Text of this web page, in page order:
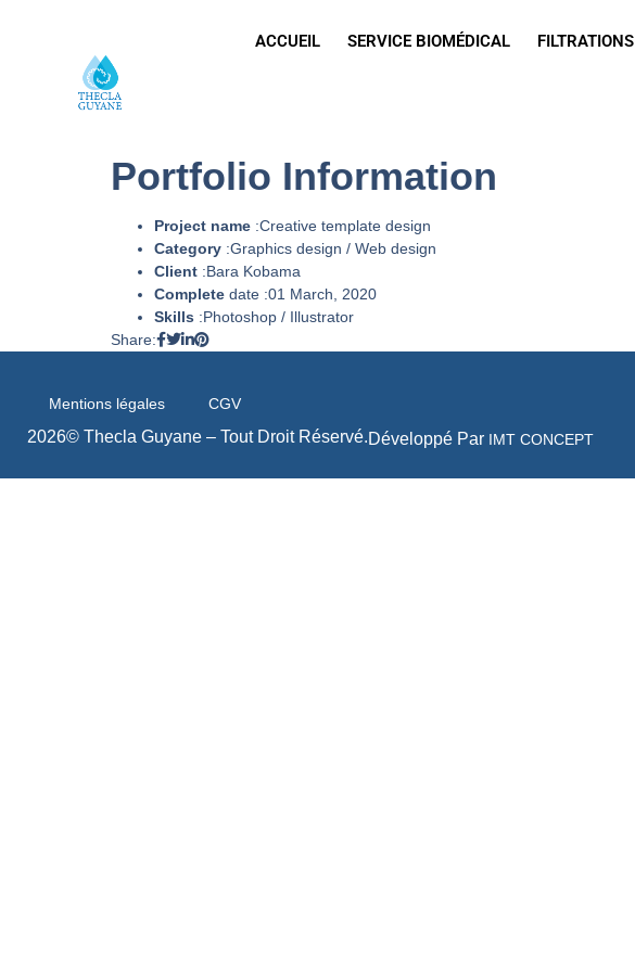
ACCUEIL SERVICE BIOMÉDICAL FILTRATIONS
Portfolio Information
Project name :Creative template design
Category :Graphics design / Web design
Client :Bara Kobama
Complete date :01 March, 2020
Skills :Photoshop / Illustrator
Share:
Mentions légales CGV
2026© Thecla Guyane – Tout Droit Réservé.Développé Par IMT CONCEPT